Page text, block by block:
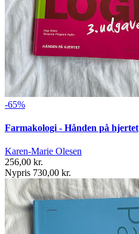
-65%
Farmakologi - Hånden på hjertet
Karen-Marie Olesen
256,00 kr.
Nypris 730,00 kr.